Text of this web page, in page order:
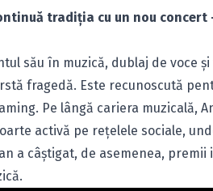
tradiția cu un nou concert
său în muzică, dublaj de voce și
fragedă. Este recunoscută
Pe lângă cariera muzicală,
activă pe rețelele sociale,
a câștigat, de asemenea,